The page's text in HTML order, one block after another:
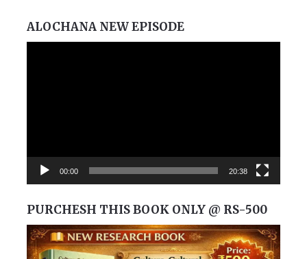
ALOCHANA NEW EPISODE
00:00 20:38
PURCHESH THIS BOOK ONLY @ RS-500